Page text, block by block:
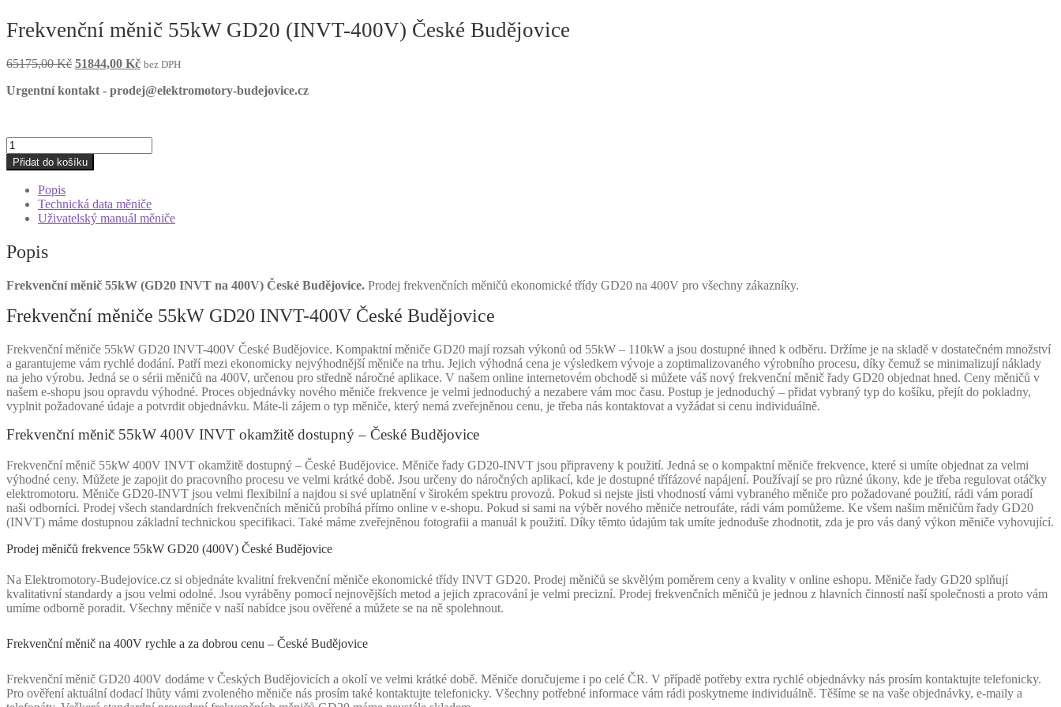
Frekvenční měnič 55kW GD20 (INVT-400V) České Budějovice
65175,00Kč Původní
byla:
51844,00 KčAktuální
je:
bez DPH
Urgentní kontakt - prodej@elektromotory-budejovice.cz
Frekvenční
měnič
55kW
GD20
(INVT-
400V)
Budějovice
množství
Přidat do košíku
Popis
Technická data měniče
Uživatelský manuál měniče
Popis
Frekvenční měnič 55kW (GD20 INVT na 400V) České Budějovice. Prodej frekvenčních měničů ekonomické třídy GD20 na 400V pro všechny zákazníky.
Frekvenční měniče 55kW GD20 INVT-400V České Budějovice
Frekvenční měniče 55kW GD20 INVT-400V České Budějovice. Kompaktní měniče GD20 mají rozsah výkonů od 55kW – 110kW a jsou dostupné ihned k odběru. Držíme je na skladě v dostatečném množství
a garantujeme vám rychlé dodání. Patří mezi ekonomicky nejvýhodnější měniče na trhu. Jejich výhodná cena je výsledkem vývoje a zoptimalizovaného výrobního procesu, díky čemuž se minimalizují náklady
na jeho výrobu. Jedná se o sérii měničů na 400V, určenou pro středně náročné aplikace. V našem online internetovém obchodě si můžete váš nový frekvenční měnič řady GD20 objednat hned. Ceny měničů v
našem e-shopu jsou opravdu výhodné. Proces objednávky nového měniče frekvence je velmi jednoduchý a nezabere vám moc času. Postup je jednoduchý – přidat vybraný typ do košíku, přejít do pokladny,
vyplnit požadované údaje a potvrdit objednávku. Máte-li zájem o typ měniče, který nemá zveřejněnou cenu, je třeba nás kontaktovat a vyžádat si cenu individuálně.
Frekvenční měnič 55kW 400V INVT okamžitě dostupný – České Budějovice
Frekvenční měnič 55kW 400V INVT okamžitě dostupný – České Budějovice. Měniče řady GD20-INVT jsou připraveny k použití. Jedná se o kompaktní měniče frekvence, které si umíte objednat za velmi
výhodné ceny. Můžete je zapojit do pracovního procesu ve velmi krátké době. Jsou určeny do náročných aplikací, kde je dostupné třífázové napájení. Používají se pro různé úkony, kde je třeba regulovat otáčky
elektromotoru. Měniče GD20-INVT jsou velmi flexibilní a najdou si své uplatnění v širokém spektru provozů. Pokud si nejste jisti vhodností vámi vybraného měniče pro požadované použití, rádi vám poradí
naši odborníci. Prodej všech standardních frekvenčních měničů probíhá přímo online v e-shopu. Pokud si sami na výběr nového měniče netroufáte, rádi vám pomůžeme. Ke všem našim měničům řady GD20
(INVT) máme dostupnou základní technickou specifikaci. Také máme zveřejněnou fotografii a manuál k použití. Díky těmto údajům tak umíte jednoduše zhodnotit, zda je pro vás daný výkon měniče vyhovující.
Prodej měničů frekvence 55kW GD20 (400V) České Budějovice
Na Elektromotory-Budejovice.cz si objednáte kvalitní frekvenční měniče ekonomické třídy INVT GD20. Prodej měničů se skvělým poměrem ceny a kvality v online eshopu. Měniče řady GD20 splňují
kvalitativní standardy a jsou velmi odolné. Jsou vyráběny pomocí nejnovějších metod a jejich zpracování je velmi precizní. Prodej frekvenčních měničů je jednou z hlavních činností naší společnosti a proto vám
umíme odborně poradit. Všechny měniče v naší nabídce jsou ověřené a můžete se na ně spolehnout.
Frekvenční měnič na 400V rychle a za dobrou cenu – České Budějovice
Frekvenční měnič GD20 400V dodáme v Českých Budějovicích a okolí ve velmi krátké době. Měniče doručujeme i po celé ČR. V případě potřeby extra rychlé objednávky nás prosím kontaktujte telefonicky.
Pro ověření aktuální dodací lhůty vámi zvoleného měniče nás prosím také kontaktujte telefonicky. Všechny potřebné informace vám rádi poskytneme individuálně. Těšíme se na vaše objednávky, e-maily a